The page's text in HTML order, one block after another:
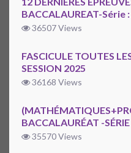
BACCALAUREAT-Série
36507 Views
FASCICULE TOUTES
SESSION 2025
36168 Views
BACCALAURÉAT -
35570 Views